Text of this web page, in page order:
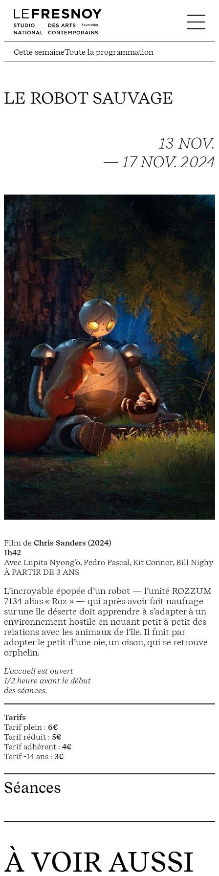
Cette semaineToute la programmation
LE ROBOT SAUVAGE
13 NOV.
— 17 NOV. 2024
L’accueil est ouvert
1/2 heure avant le début
des séances.
Tarifs
Tarif plein : 6€
Tarif réduit : 5€
Tarif adhérent : 4€
Tarif -14 ans : 3€
Film de Chris Sanders (2024)
1h42
Avec Lupita Nyong’o, Pedro Pascal, Kit Connor, Bill Nighy
À PARTIR DE 3 ANS
L’incroyable épopée d’un robot — l’unité ROZZUM
7134 alias « Roz » — qui après avoir fait naufrage
sur une île déserte doit apprendre à s’adapter à un
environnement hostile en nouant petit à petit des
relations avec les animaux de l’île. Il finit par
adopter le petit d’une oie, un oison, qui se retrouve
orphelin.
Séances
À VOIR AUSSI